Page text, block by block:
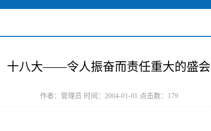
十八大——令人振奋而责任重大的盛会
作者：管理员 时间：2004-01-01 点击数： 179